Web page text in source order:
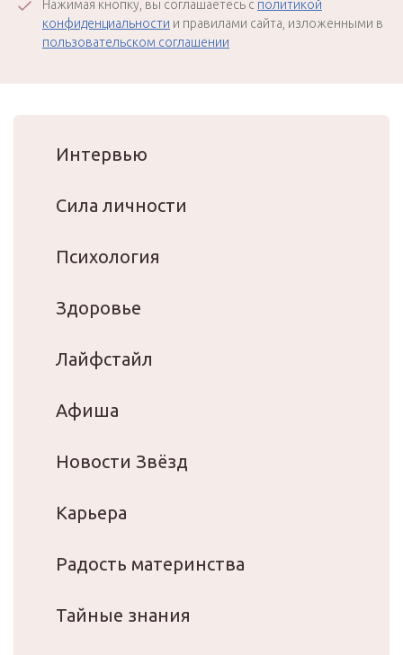
Нажимая кнопку, вы соглашаетесь с политикой
конфиденциальности и правилами сайта, изложенными в
пользовательском соглашении
Интервью
Сила личности
Психология
Здоровье
Лайфстайл
Афиша
Новости Звёзд
Карьера
Радость материнства
Тайные знания